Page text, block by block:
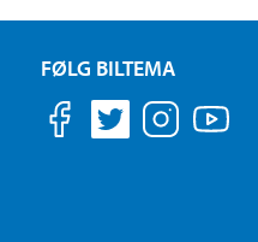
FØLG BILTEMA